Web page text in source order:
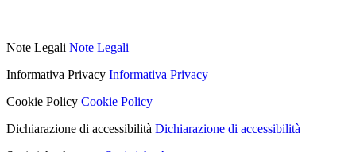
Note Legali Note Legali
Informativa Privacy Informativa Privacy
Cookie Policy Cookie Policy
Dichiarazione di accessibilità Dichiarazione di accessibilità